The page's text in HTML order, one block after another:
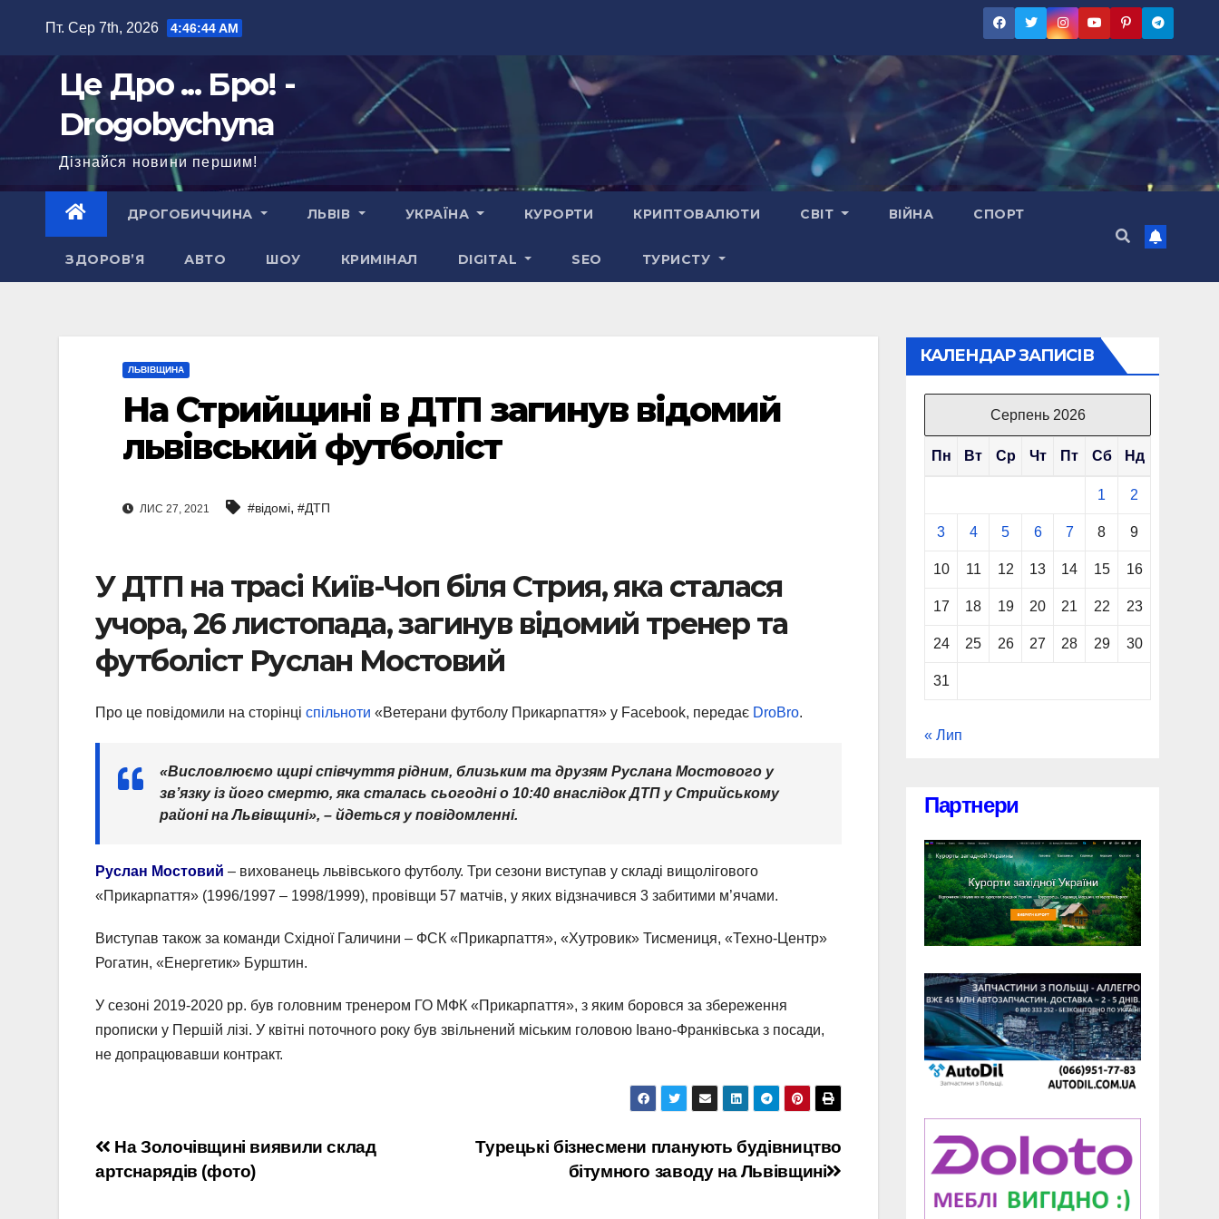
Пт. Сер 7th, 2026 4:46:45 AM
Це Дро ... Бро! -
Drogobychyna
Дізнайся новини першим!
ДРОГОБИЧЧИНА ЛЬВІВ УКРАЇНА КУРОРТИ КРИПТОВАЛЮТИ СВІТ ВІЙНА СПОРТ
ЗДОРОВ’Я АВТО ШОУ КРИМІНАЛ DIGITAL SEO ТУРИСТУ
ЛЬВІВЩИНА
На Стрийщині в ДТП загинув відомий
львівський футболіст
ЛИС 27, 2021 #відомі, #ДТП
У ДТП на трасі Київ-Чоп біля Стрия, яка сталася
учора, 26 листопада, загинув відомий тренер та
футболіст Руслан Мостовий
Про це повідомили на сторінці спільноти «Ветерани футболу Прикарпаття» у Facebook, передає DroBro.
«Висловлюємо щирі співчуття рідним, близьким та друзям Руслана Мостового у
зв’язку із його смертю, яка сталась сьогодні о 10:40 внаслідок ДТП у Стрийському
районі на Львівщині», – йдеться у повідомленні.
Руслан Мостовий – вихованець львівського футболу. Три сезони виступав у складі вищолігового
«Прикарпаття» (1996/1997 – 1998/1999), провівщи 57 матчів, у яких відзначився 3 забитими м’ячами.
Виступав також за команди Східної Галичини – ФСК «Прикарпаття», «Хутровик» Тисмениця, «Техно-Центр»
Рогатин, «Енергетик» Бурштин.
У сезоні 2019-2020 рр. був головним тренером ГО МФК «Прикарпаття», з яким боровся за збереження
прописки у Першій лізі. У квітні поточного року був звільнений міським головою Івано-Франківська з посади,
не допрацювавши контракт.
Навігація
записів
Турецькі бізнесмени планують будівництво
бітумного заводу на Львівщині
На Золочівщині виявили склад
артснарядів (фото)
КАЛЕНДАР ЗАПИСІВ
Серпень 2026
Пн Вт Ср Чт Пт Сб Нд
1 2
3 4 5 6 7 8 9
10 11 12 13 14 15 16
17 18 19 20 21 22 23
24 25 26 27 28 29 30
31
« Лип
Партнери